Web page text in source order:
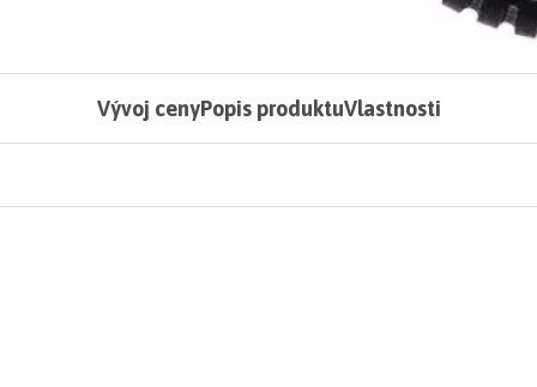
Vývoj cenyPopis produktuVlastnosti